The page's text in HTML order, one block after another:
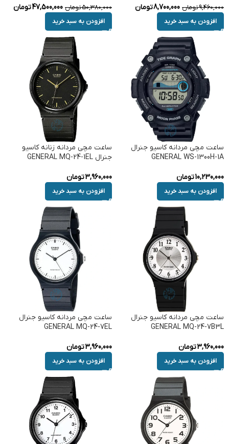
9,460,000تومان 8,700,000تومان
افزودن به سبد خرید
50,380,000تومان 47,500,000تومان
افزودن به سبد خرید
ساعت مچی مردانه کاسیو جنرال
GENERAL WS-1300H-1A
10,230,000تومان
افزودن به سبد خرید
ساعت مچی مردانه زنانه کاسیو
جنرال GENERAL MQ-24-1EL
3,960,000تومان
افزودن به سبد خرید
ساعت مچی مردانه کاسیو جنرال
GENERAL MQ-24-7B3L
3,960,000تومان
افزودن به سبد خرید
ساعت مچی مردانه کاسیو جنرال
GENERAL MQ-24-7EL
3,960,000تومان
افزودن به سبد خرید